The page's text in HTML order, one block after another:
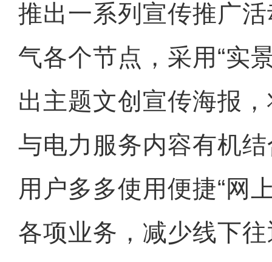
推出一系列宣传推广
气各个节点，采用“实
出主题文创宣传海报
与电力服务内容有机
用户多多使用便捷“网
各项业务，减少线下